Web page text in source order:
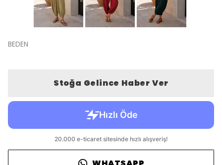
BEDEN
Stoğa Gelince Haber Ver